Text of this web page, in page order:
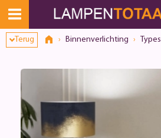
Terug Binnenverlichting Types